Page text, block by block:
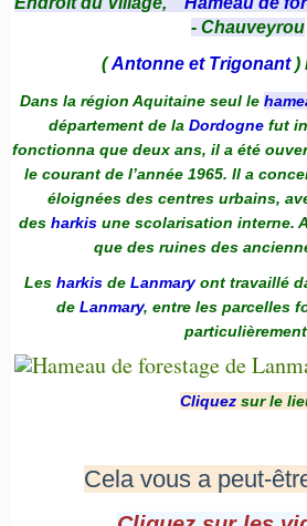
- Chauveyrou
(Antonne et Trigonant)
Dans la région Aquitaine seul le
département de la Dordogne fut
fonctionna que deux ans, il a été
le courant de l’année 1965. Il a
éloignées des centres urbains,
des harkis une scolarisation interne.
que des ruines des
Les harkis de Lanmaryont travaillé
de Lanmary, entre les parcelles
Cliquez sur le
Cela vous a peut-